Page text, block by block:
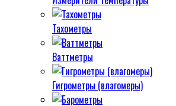
Тахометры
Ваттметры
Гигрометры (влагомеры)